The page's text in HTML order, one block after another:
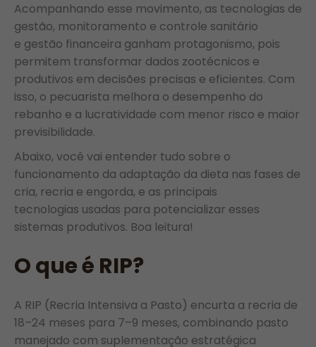
Acompanhando esse movimento, as tecnologias de
gestão, monitoramento e controle sanitário
e gestão financeira ganham protagonismo, pois
permitem transformar dados zootécnicos e
produtivos em decisões precisas e eficientes. Com
isso, o pecuarista melhora o desempenho do
rebanho e a lucratividade com menor risco e maior
previsibilidade.
Abaixo, você vai entender tudo sobre o
funcionamento da adaptação da dieta nas fases de
cria, recria e engorda, e as principais
tecnologias usadas para potencializar esses
sistemas produtivos. Boa leitura!
O que é RIP?
A RIP (Recria Intensiva a Pasto) encurta a recria de
18–24 meses para 7–9 meses, combinando pasto
manejado com suplementação estratégica